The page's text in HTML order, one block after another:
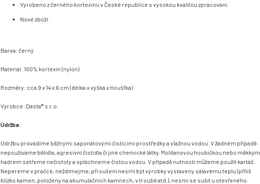
Vyrobeno z černého kortexinu v České republice s vysokou kvalitou zpracování.
Nové zboží.
Barva: černý
Materiál: 100% kortexin (nylon)
Rozměry: cca 9 x 14 x 6 cm (délka x výška x tloušťka)
Výrobce: Dasta® s.r.o.
Údržba:
Údržbu provádíme běžnými saponátovými čistícími prostředky a vlažnou vodou. V žádném případě
nepoužíváme bělidla, agresivní čistidla či jiné chemické látky. Molitanovou houbičkou nebo měkkým
hadrem setřeme nečistoty a opláchneme čistou vodou. V případě nutnosti můžeme použít kartáč.
Nepereme v pračce, neždímejme, při sušení nesmí být výrobky vystaveny sálavému teplu (příliš
blízko kamen, položeny na akumulačních kamnech, v troubě atd.), nesmí se sušit u otevřeného